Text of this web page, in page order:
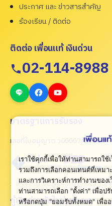
ประกาศ และ ข่าวสารสำคัญ
ร้องเรียน / ติดต่อ
ติดต่อ เพื่อนแท้ เงินด่วน
02-114-8988
มาตรฐานการรับรอง
เลขที่ใบอนุญาต ว00007/2565
กู้เงินด่วนทันใจผ่านแอพ
เราใช้คุกกี้เพื่อให้ท่านสามารถใ
รวมถึงการเลือกคอนเทนต์ที่เหม
และการวิเคราะห์การทำงานของ
ท่านสามารถเลือก "ตั้งค่า" เพื่อป
หรือกดปุ่ม "ยอมรับทั้งหมด" เพื่อ